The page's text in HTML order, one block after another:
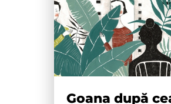
Goana după